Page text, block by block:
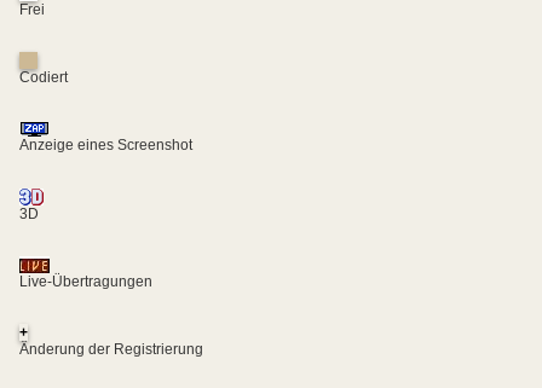
Frei
Codiert
Anzeige eines Screenshot
3D
Live-Übertragungen
+
Änderung der Registrierung